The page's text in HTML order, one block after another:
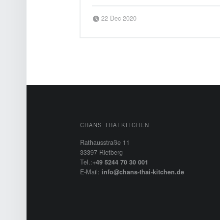
22 Dec 2020
FOOTER SIDEBAR
CHANS THAI KITCHEN
Rathausstraße 11
33397 Rietberg
Tel.:+49 5244 70 30 001
E-Mail: info@chans-thai-kitchen.de